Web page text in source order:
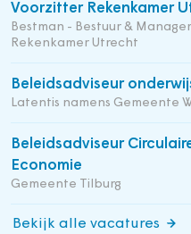
Voorzitter Rekenkamer
Bestman - Bestuur &
Rekenkamer Utrecht
Beleidsadviseur
Latentis namens Gemeente
Beleidsadviseur
Economie
Gemeente Tilburg
Bekijk alle vacatures